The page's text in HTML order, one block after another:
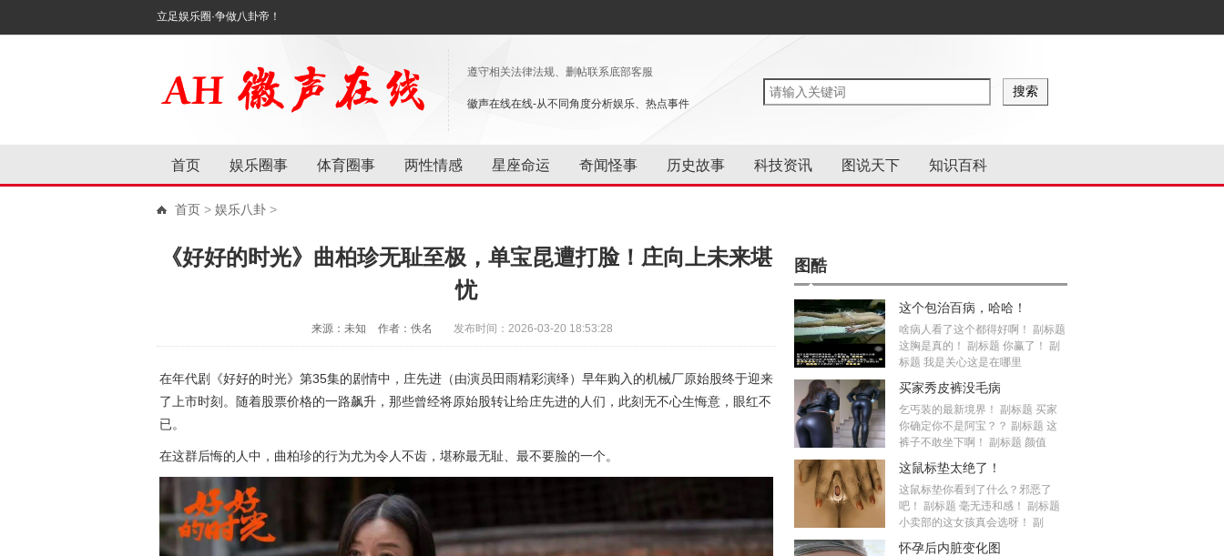
立足娱乐圈·争做八卦帝！
遵守相关法律法规、删帖联系底部客服
徽声在线在线-从不同角度分析娱乐、热点事件
首页 娱乐圈事 体育圈事 两性情感 星座命运 奇闻怪事 历史故事 科技资讯 图说天下 知识百科
首页 > 娱乐八卦 >
《好好的时光》曲柏珍无耻至极，单宝昆遭打脸！庄向上未来堪
忧
来源：未知 作者：佚名 发布时间：2026-03-20 18:53:28
在年代剧《好好的时光》第35集的剧情中，庄先进（由演员田雨精彩演绎）早年购入的机械厂原始股终于迎来
了上市时刻。随着股票价格的一路飙升，那些曾经将原始股转让给庄先进的人们，此刻无不心生悔意，眼红不
已。
在这群后悔的人中，曲柏珍的行为尤为令人不齿，堪称最无耻、最不要脸的一个。
图酷
这个包治百病，哈哈！
啥病人看了这个都得好啊！ 副标题
这胸是真的！ 副标题 你赢了！ 副
标题 我是关心这是在哪里
买家秀皮裤没毛病
乞丐装的最新境界！ 副标题 买家
你确定你不是阿宝？？ 副标题 这
裤子不敢坐下啊！ 副标题 颜值
这鼠标垫太绝了！
这鼠标垫你看到了什么？邪恶了
吧！ 副标题 毫无违和感！ 副标题
小卖部的这女孩真会选呀！ 副
怀孕后内脏变化图